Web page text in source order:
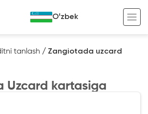
kredit
evaziga kredit
Oʻzbek
tanlash / Zangiotada uzcard
Uzcard kartasiga